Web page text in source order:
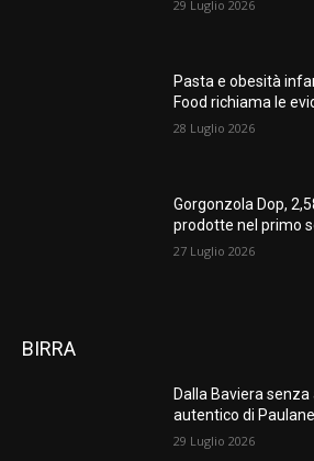
29 Luglio 2026
Pasta e obesità
Food richiama le
28 Luglio 2026
Gorgonzola Dop,
prodotte nel primo
27 Luglio 2026
BIRRA
Dalla Baviera senza
autentico di
29 Luglio 2026